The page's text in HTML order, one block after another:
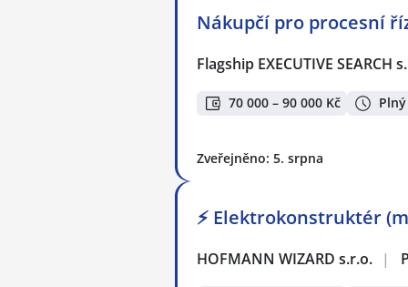
Nákupčí pro procesní
Flagship EXECUTIVE SEARCH
70 000 – 90 000 Kč
Zveřejněno: 5. srpna
⚡ Elektrokonstruktér
HOFMANN WIZARD s.r.o. |